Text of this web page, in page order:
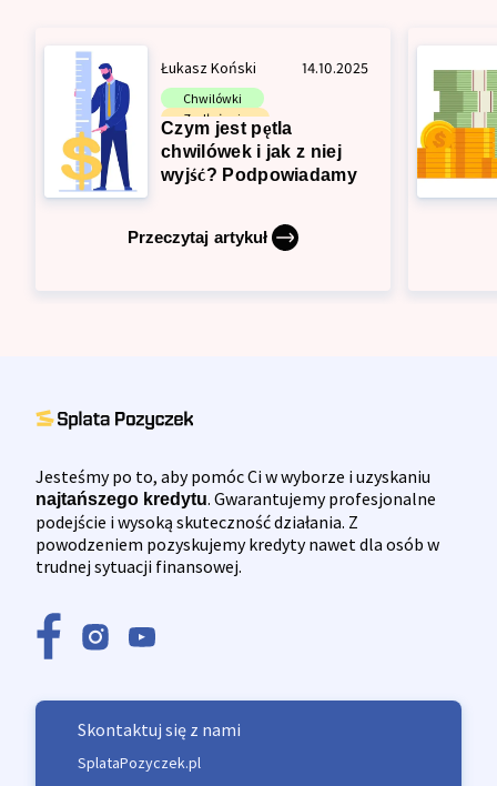
Łukasz Koński 14.10.2025
Chwilówki
Zadłużenie
Czym jest pętla
chwilówek i jak z niej
wyjść? Podpowiadamy
Przeczytaj artykuł
Jesteśmy po to, aby pomóc Ci w wyborze i uzyskaniu
najtańszego kredytu. Gwarantujemy profesjonalne
podejście i wysoką skuteczność działania. Z
powodzeniem pozyskujemy kredyty nawet dla osób w
trudnej sytuacji finansowej.
Skontaktuj się z nami
SplataPozyczek.pl